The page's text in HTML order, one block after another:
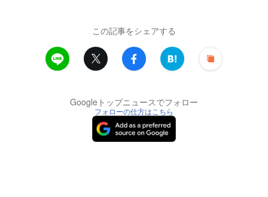
この記事をシェアする
Googleトップニュースでフォロー
フォローの仕方はこちら